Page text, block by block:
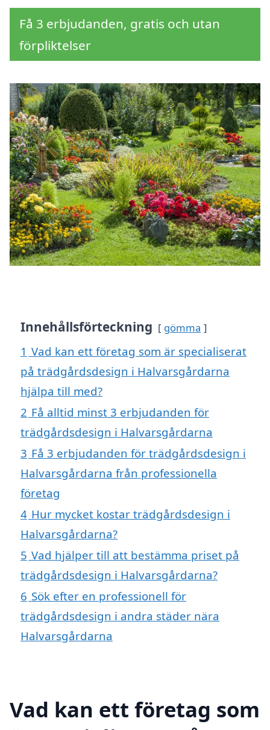
Få 3 erbjudanden, gratis och utan
förpliktelser
Innehållsförteckning gömma
1 Vad kan ett företag som är specialiserat
på trädgårdsdesign i Halvarsgårdarna
hjälpa till med?
2 Få alltid minst 3 erbjudanden för
trädgårdsdesign i Halvarsgårdarna
3 Få 3 erbjudanden för trädgårdsdesign i
Halvarsgårdarna från professionella
företag
4 Hur mycket kostar trädgårdsdesign i
Halvarsgårdarna?
5 Vad hjälper till att bestämma priset på
trädgårdsdesign i Halvarsgårdarna?
6 Sök efter en professionell för
trädgårdsdesign i andra städer nära
Halvarsgårdarna
Vad kan ett företag som